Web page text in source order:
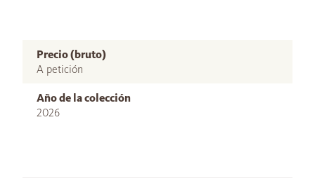
Precio (bruto)
A petición
Año de la colección
2026